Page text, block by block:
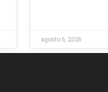
agosto 6, 2026